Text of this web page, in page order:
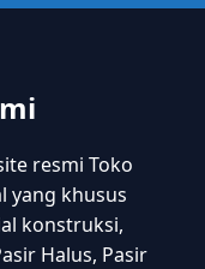
resmi Toko
yang khusus
konstruksi,
Halus, Pasir